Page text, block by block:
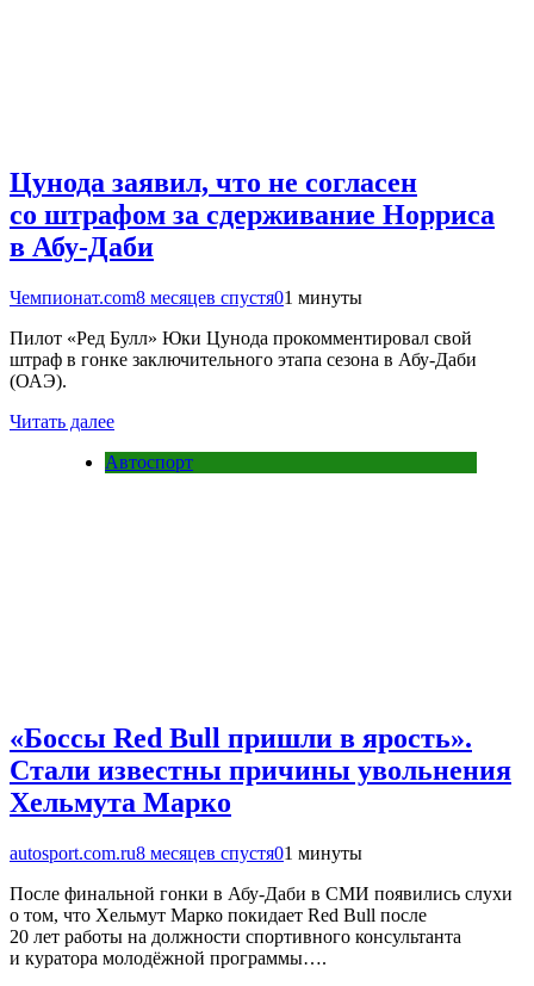
Цунода заявил, что не согласен
со штрафом за сдерживание Норриса
в Абу-Даби
Чемпионат.com8 месяцев спустя01 минуты
Пилот «Ред Булл» Юки Цунода прокомментировал свой
штраф в гонке заключительного этапа сезона в Абу-Даби
(ОАЭ).
Читать далее
Автоспорт
«Боссы Red Bull пришли в ярость».
Стали известны причины увольнения
Хельмута Марко
autosport.com.ru8 месяцев спустя01 минуты
После финальной гонки в Абу-Даби в СМИ появились слухи
о том, что Хельмут Марко покидает Red Bull после
20 лет работы на должности спортивного консультанта
и куратора молодёжной программы….